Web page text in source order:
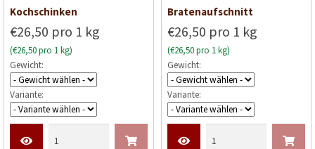
B
w
e
r
t
e
t
Kochschinken
€26,50 pro 1 kg
(€26,50 pro 1 kg)
Gewicht:
Variante:
B
w
e
r
t
e
t
Bratenaufschnitt
€26,50 pro 1 kg
(€26,50 pro 1 kg)
Gewicht:
Variante: